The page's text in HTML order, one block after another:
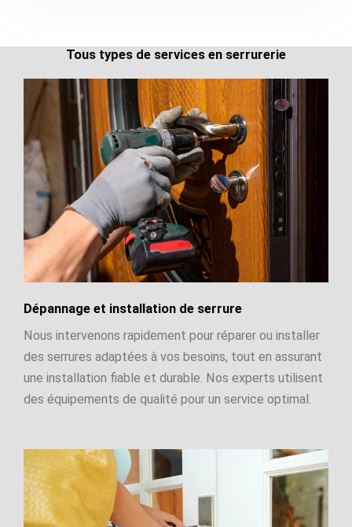
Tous types de services en serrurerie
Dépannage et installation de serrure
Nous intervenons rapidement pour réparer ou installer
des serrures adaptées à vos besoins, tout en assurant
une installation fiable et durable. Nos experts utilisent
des équipements de qualité pour un service optimal.